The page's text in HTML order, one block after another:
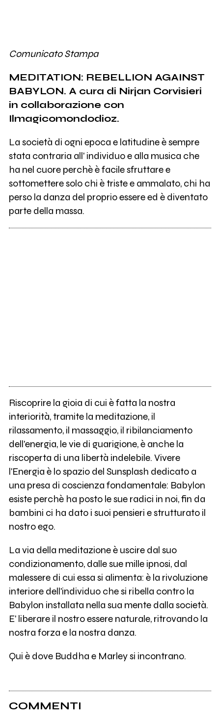
Comunicato Stampa
MEDITATION: REBELLION AGAINST
BABYLON. A cura di Nirjan Corvisieri
in collaborazione con
Ilmagicomondodioz.
La società di ogni epoca e latitudine è sempre
stata contraria all' individuo e alla musica che
ha nel cuore perchè è facile sfruttare e
sottomettere solo chi è triste e ammalato, chi ha
perso la danza del proprio essere ed è diventato
parte della massa.
Riscoprire la gioia di cui è fatta la nostra
interiorità, tramite la meditazione, il
rilassamento, il massaggio, il ribilanciamento
dell'energia, le vie di guarigione, è anche la
riscoperta di una libertà indelebile. Vivere
l'Energia è lo spazio del Sunsplash dedicato a
una presa di coscienza fondamentale: Babylon
esiste perchè ha posto le sue radici in noi, fin da
bambini ci ha dato i suoi pensieri e strutturato il
nostro ego.
La via della meditazione è uscire dal suo
condizionamento, dalle sue mille ipnosi, dal
malessere di cui essa si alimenta: è la rivoluzione
interiore dell'individuo che si ribella contro la
Babylon installata nella sua mente dalla società.
E' liberare il nostro essere naturale, ritrovando la
nostra forza e la nostra danza.
Qui è dove Buddha e Marley si incontrano.
COMMENTI